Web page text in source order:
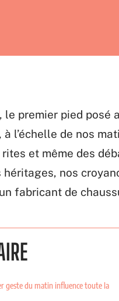
premier pied posé
à l’échelle de nos
et même des
nos
fabricant de
geste du matin influence toute la